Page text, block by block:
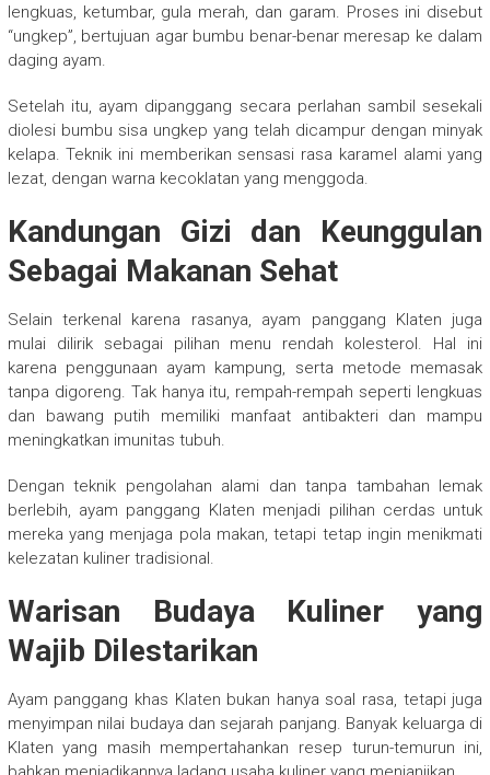
lengkuas, ketumbar, gula merah, dan garam. Proses ini disebut
“ungkep”, bertujuan agar bumbu benar-benar meresap ke dalam
daging ayam.
Setelah itu, ayam dipanggang secara perlahan sambil sesekali
diolesi bumbu sisa ungkep yang telah dicampur dengan minyak
kelapa. Teknik ini memberikan sensasi rasa karamel alami yang
lezat, dengan warna kecoklatan yang menggoda.
Kandungan Gizi dan Keunggulan
Sebagai Makanan Sehat
Selain terkenal karena rasanya, ayam panggang Klaten juga
mulai dilirik sebagai pilihan menu rendah kolesterol. Hal ini
karena penggunaan ayam kampung, serta metode memasak
tanpa digoreng. Tak hanya itu, rempah-rempah seperti lengkuas
dan bawang putih memiliki manfaat antibakteri dan mampu
meningkatkan imunitas tubuh.
Dengan teknik pengolahan alami dan tanpa tambahan lemak
berlebih, ayam panggang Klaten menjadi pilihan cerdas untuk
mereka yang menjaga pola makan, tetapi tetap ingin menikmati
kelezatan kuliner tradisional.
Warisan Budaya Kuliner yang
Wajib Dilestarikan
Ayam panggang khas Klaten bukan hanya soal rasa, tetapi juga
menyimpan nilai budaya dan sejarah panjang. Banyak keluarga di
Klaten yang masih mempertahankan resep turun-temurun ini,